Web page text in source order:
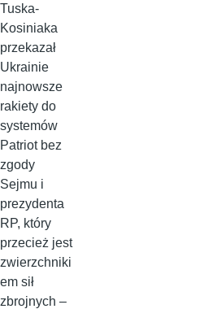
Tuska-
Kosiniaka
przekazał
Ukrainie
najnowsze
rakiety do
systemów
Patriot bez
zgody
Sejmu i
prezydenta
RP, który
przecież jest
zwierzchniki
em sił
zbrojnych –